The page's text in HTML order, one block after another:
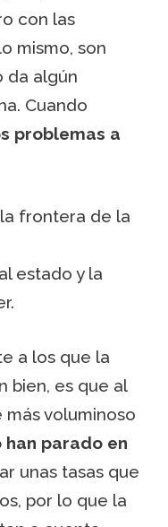
con las
mismo, son
da algún
Cuando
problemas a
frontera de la
estado y la
a los que la
bien, es que al
voluminoso
han parado en
unas tasas que
por lo que la